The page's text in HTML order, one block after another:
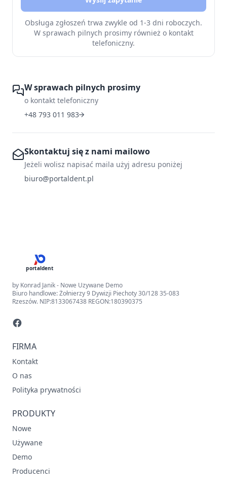
Obsługa zgłoszeń trwa zwykle od 1-3 dni roboczych.
W sprawach pilnych prosimy również o kontakt
telefoniczny.
W sprawach pilnych prosimy
o kontakt telefoniczny
+48 793 011 983
Skontaktuj się z nami mailowo
Jeżeli wolisz napisać maila użyj adresu poniżej
biuro@portaldent.pl
portaldent
by Konrad Janik - Nowe Uzywane Demo
Biuro handlowe: Żołnierzy 9 Dywizji Piechoty 30/128 35-083
Rzeszów. NIP:8133067438 REGON:180390375
FIRMA
Kontakt
O nas
Polityka prywatności
PRODUKTY
Nowe
Używane
Demo
Producenci